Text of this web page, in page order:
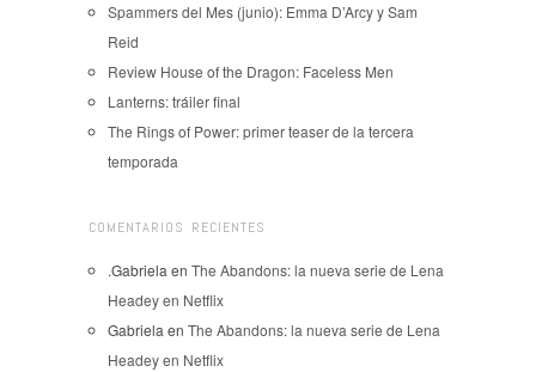
Spammers del Mes (junio): Emma D’Arcy y Sam
Reid
Review House of the Dragon: Faceless Men
Lanterns: tráiler final
The Rings of Power: primer teaser de la tercera
temporada
COMENTARIOS RECIENTES
.Gabrielaen The Abandons: la nueva serie de Lena
Headey en Netflix
Gabrielaen The Abandons: la nueva serie de Lena
Headey en Netflix